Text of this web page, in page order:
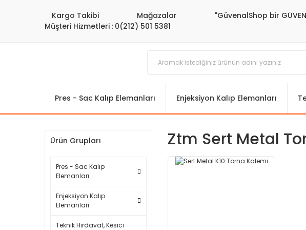
Kargo Takibi Mağazalar "GüvenalShop bir
Müşteri Hizmetleri : 0(212) 501 5381
Pres - Sac Kalıp Elemanları Enjeksiyon Kalıp Elemanları
Ürün Grupları
Pres - Sac Kalıp
Elemanları
Enjeksiyon Kalıp
Elemanları
Teknik Hırdavat, Kesici
Ztm Sert Metal